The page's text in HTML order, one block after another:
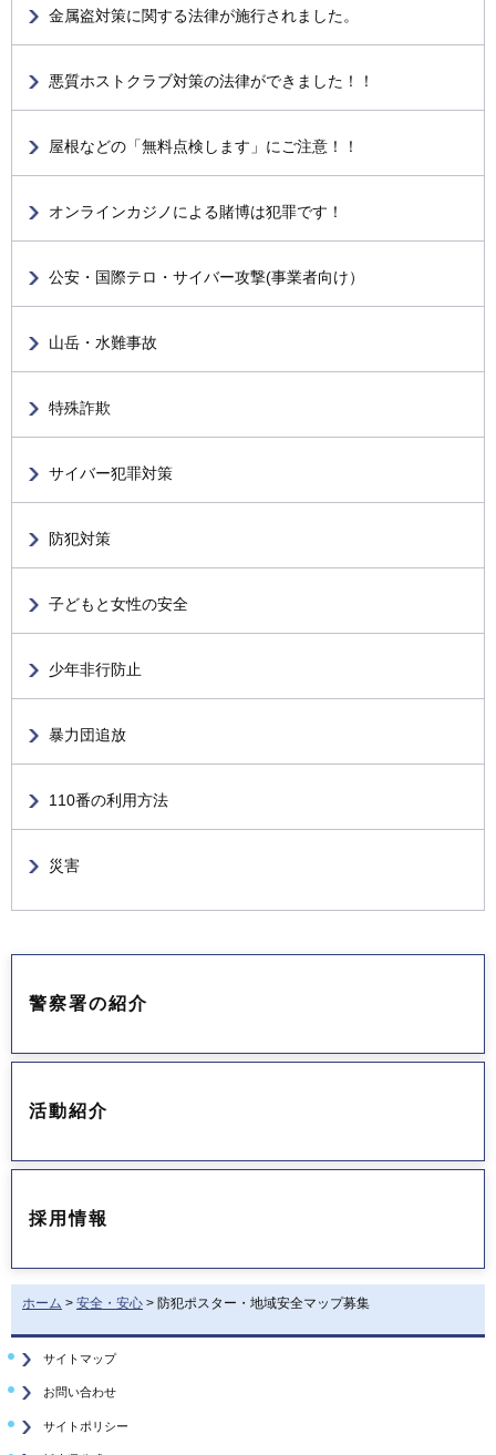
金属盗対策に関する法律が施行されました。
悪質ホストクラブ対策の法律ができました！！
屋根などの「無料点検します」にご注意！！
オンラインカジノによる賭博は犯罪です！
公安・国際テロ・サイバー攻撃(事業者向け）
山岳・水難事故
特殊詐欺
サイバー犯罪対策
防犯対策
子どもと女性の安全
少年非行防止
暴力団追放
110番の利用方法
災害
警察署の紹介
活動紹介
採用情報
ホーム > 安全・安心 > 防犯ポスター・地域安全マップ募集
サイトマップ
お問い合わせ
サイトポリシー